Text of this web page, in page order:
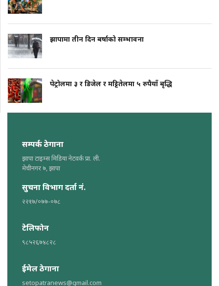
झापामा तीन दिन बर्षाको सम्भावना
पेट्रोलमा ३ र डिजेल र मट्टितेलमा ५ रुपैयाँ बृद्धि
सम्पर्क ठेगाना
झापा टाइम्स मिडिया नेटवर्क प्रा. ली.
मेचीनगर ७, झापा
सुचना विभाग दर्ता नं.
२२१७/०७७-०७८
टेलिफोन
९८५२६७४८२८
ईमेल ठेगाना
setopatranews@gmail.com